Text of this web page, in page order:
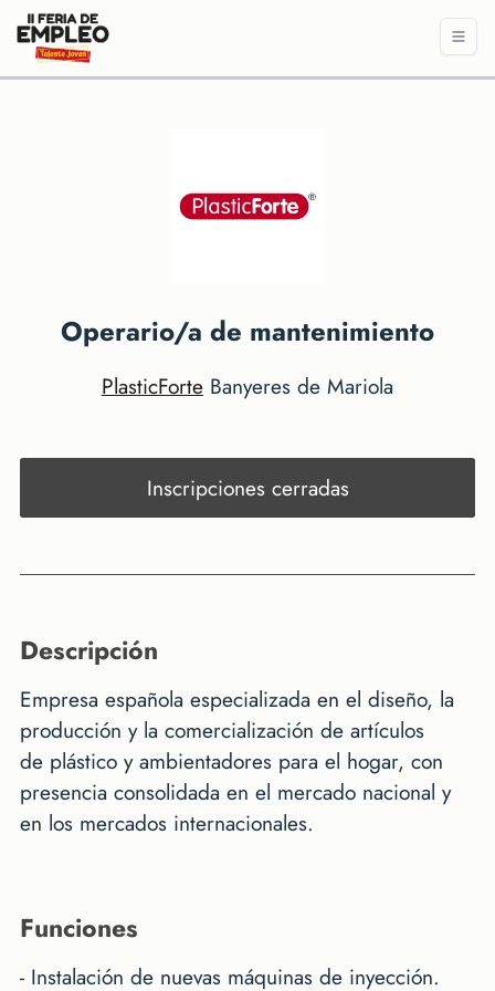
Operario/a de mantenimiento
PlasticForte Banyeres de Mariola
Inscripciones cerradas
descripción
Empresa española especializada en el diseño, la
producción y la comercialización de artículos
de plástico y ambientadores para el hogar, con
presencia consolidada en el mercado nacional y
en los mercados internacionales.
funciones
- Instalación de nuevas máquinas de inyección.